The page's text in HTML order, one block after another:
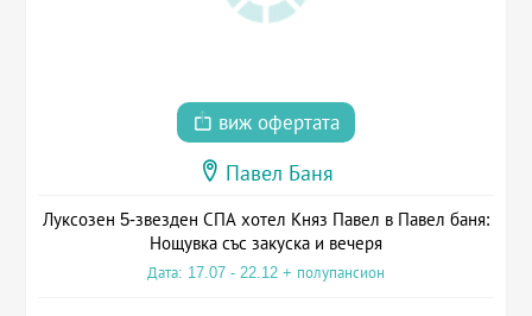
виж офертата
Павел Баня
Луксозен 5-звезден СПА хотел Княз Павел в Павел баня:
Нощувка със закуска и вечеря
Дата: 17.07 - 22.12 + полупансион